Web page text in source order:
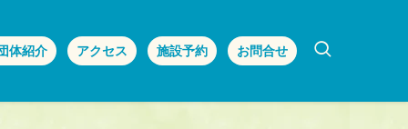
体紹介 アクセス 施設予約 お問合せ